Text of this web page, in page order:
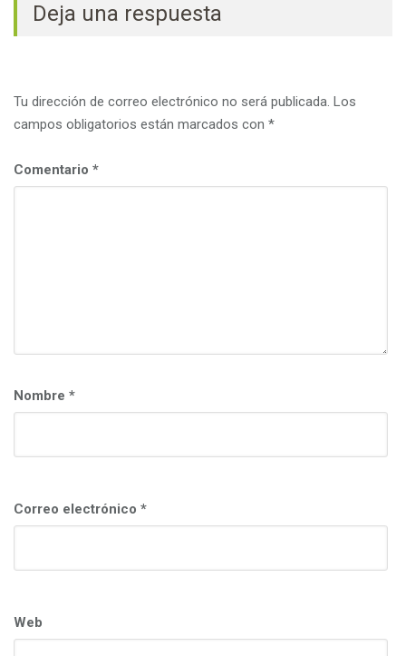
Deja una respuesta
Tu dirección de correo electrónico no será publicada. Los
campos obligatorios están marcados con *
Comentario *
Nombre *
Correo electrónico *
Web